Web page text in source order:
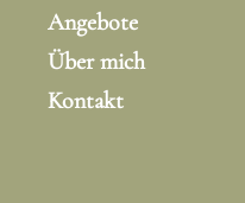
Angebote
Über mich
Kontakt